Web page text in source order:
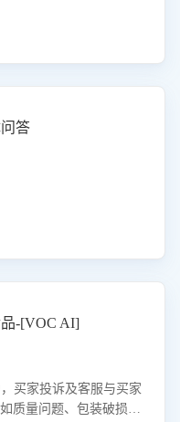
答
-[VOC AI]
买家投诉及客服与买家
质量问题、包装破损